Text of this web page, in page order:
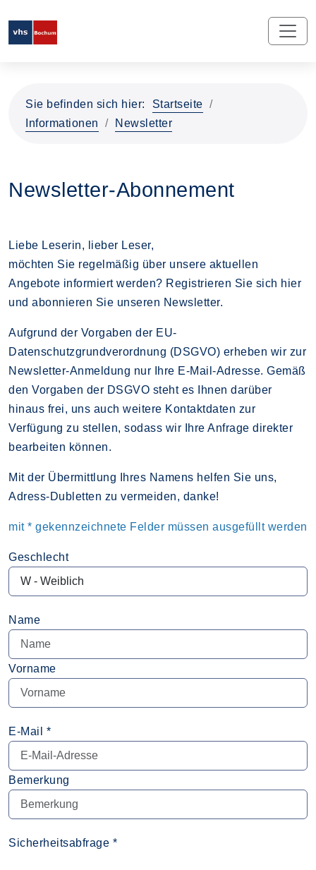
Sie befinden sich hier:
Startseite
Informationen
Newsletter
Newsletter-Abonnement
Liebe Leserin, lieber Leser,
möchten Sie regelmäßig über unsere aktuellen
Angebote informiert werden? Registrieren Sie sich hier
und abonnieren Sie unseren Newsletter.
Aufgrund der Vorgaben der EU-
Datenschutzgrundverordnung (DSGVO) erheben wir zur
Newsletter-Anmeldung nur Ihre E-Mail-Adresse. Gemäß
den Vorgaben der DSGVO steht es Ihnen darüber
hinaus frei, uns auch weitere Kontaktdaten zur
Verfügung zu stellen, sodass wir Ihre Anfrage direkter
bearbeiten können.
Mit der Übermittlung Ihres Namens helfen Sie uns,
Adress-Dubletten zu vermeiden, danke!
mit * gekennzeichnete Felder müssen ausgefüllt werden
Geschlecht
Name
Vorname
E-Mail *
Bemerkung
Sicherheitsabfrage *